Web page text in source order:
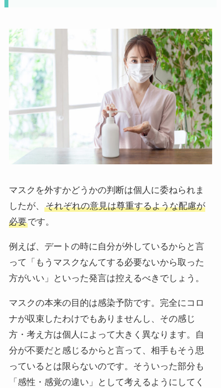
マスクを外すかどうかの判断は個人に委ねられま
したが、 それぞれの意見は尊重するような配慮が
必要です。
例えば、デートの時に自分が外しているからと言
って「もうマスクなんてする必要ないから取った
方がいい」といった発言は控えるべきでしょう。
マスクの本来の目的は感染予防です。完全にコロ
ナが収束したわけでもありませんし、その感じ
方・考え方は個人によって大きく異なります。自
分が不要だと感じるからと言って、相手もそう思
っているとは限らないのです。そういった部分も
「感性・感覚の違い」として考えるようにしてく